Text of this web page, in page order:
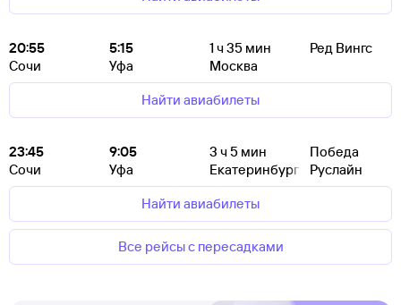
20:55
Сочи
5:15
Уфа
1ч 35 мин
Москва
Ред Вингс
Найти авиабилеты
23:45
Сочи
9:05
Уфа
3 ч 5 мин
Екатеринбург
Победа
Руслайн
Найти авиабилеты
Все рейсы с пересадками